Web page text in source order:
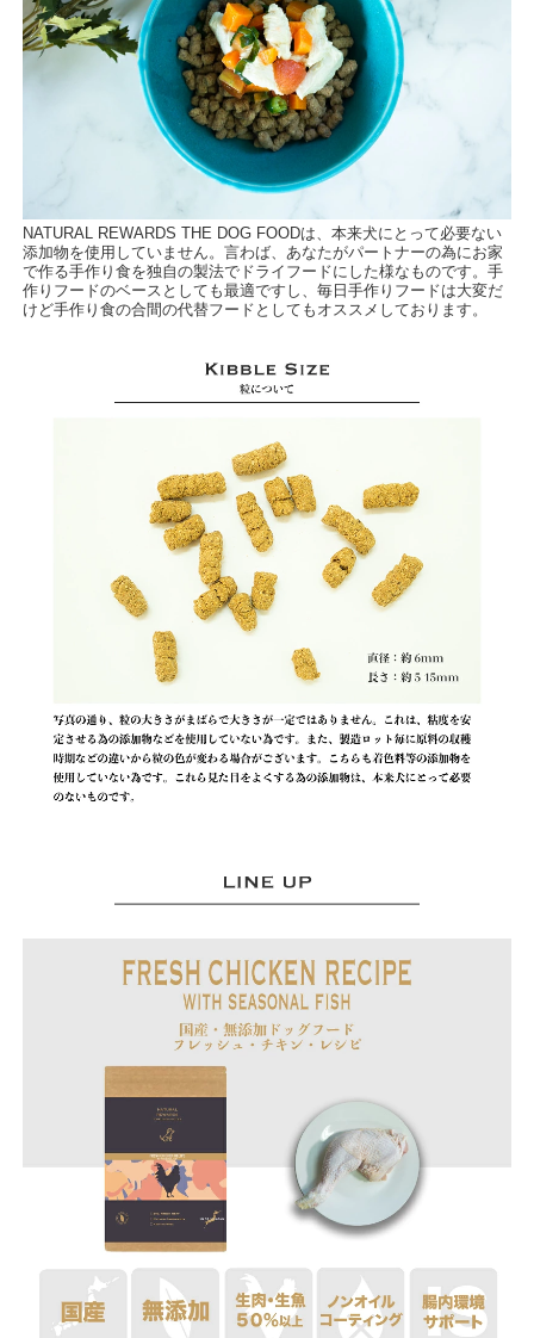
NATURAL REWARDS THE DOG FOODは、本来犬にとって必要ない
添加物を使用していません。言わば、あなたがパートナーの為にお家
で作る手作り食を独自の製法でドライフードにした様なものです。手
作りフードのベースとしても最適ですし、毎日手作りフードは大変だ
けど手作り食の合間の代替フードとしてもオススメしております。